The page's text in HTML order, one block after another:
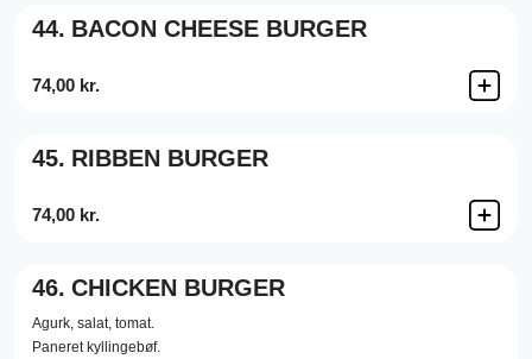
44. BACON CHEESE BURGER
74,00 kr.
45. RIBBEN BURGER
74,00 kr.
46. CHICKEN BURGER
Agurk, salat, tomat.
Paneret kyllingebøf.